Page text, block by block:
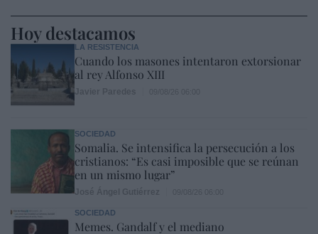
Hoy destacamos
LA RESISTENCIA
Cuando los masones intentaron extorsionar
al rey Alfonso XIII
SOCIEDAD
Somalia. Se intensifica la persecución a los
cristianos: “Es casi imposible que se reúnan
en un mismo lugar”
SOCIEDAD
Memes. Gandalf y el mediano